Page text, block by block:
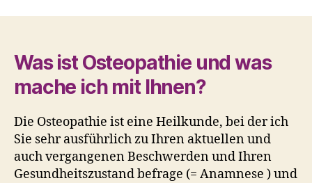
Was ist Osteopathie und was
mache ich mit Ihnen?
Die Osteopathie ist eine Heilkunde, bei der ich
Sie sehr ausführlich zu Ihren aktuellen und
auch vergangenen Beschwerden und Ihren
Gesundheitszustand befrage (= Anamnese ) und